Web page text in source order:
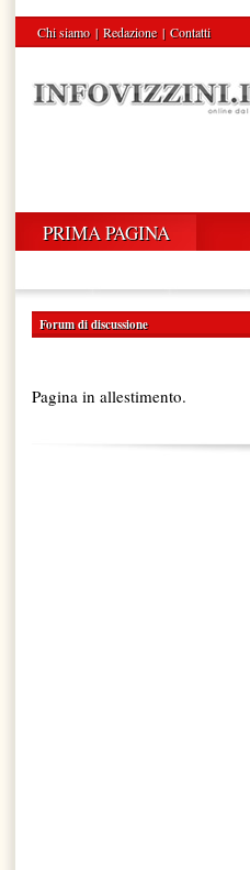
Chi siamo | Redazione | Contatti
PRIMA PAGINA
Forum di discussione
Pagina in allestimento.